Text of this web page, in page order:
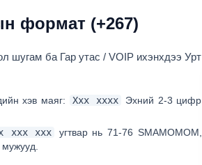
формат (+267)
шугам ба Гар утас / VOIP ихэнхдээ Урт
хэв маяг: Xxx xxxx
Эхний 2-3 цифр
xxx xxx угтвар нь 71-76 SMAMOMOM,